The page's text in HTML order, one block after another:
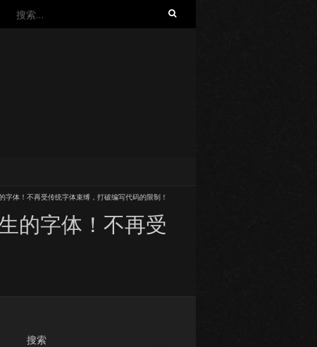
搜
体！不再受传统字体束缚，打破编写代码的限制！
的字体！不再受
搜索